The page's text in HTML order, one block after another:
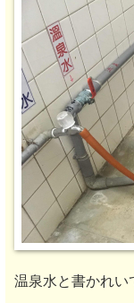
温泉水と書かれい